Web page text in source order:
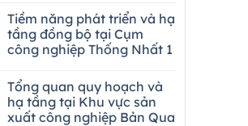
Tiềm năng phát triển và hạ
tầng đồng bộ tại Cụm
công nghiệp Thống Nhất 1
Tổng quan quy hoạch và
hạ tầng tại Khu vực sản
xuất công nghiệp Bản Qua